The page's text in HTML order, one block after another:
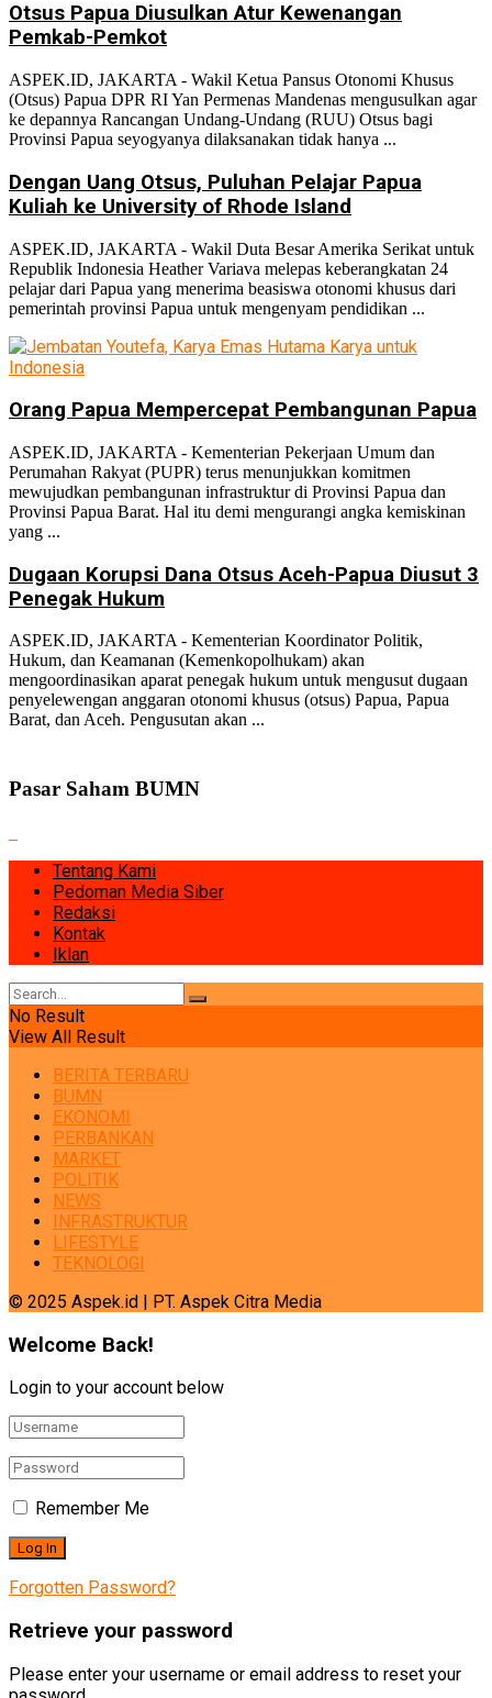
Otsus Papua Diusulkan Atur Kewenangan
Pemkab-Pemkot
ASPEK.ID, JAKARTA - Wakil Ketua Pansus Otonomi Khusus
(Otsus) Papua DPR RI Yan Permenas Mandenas mengusulkan agar
ke depannya Rancangan Undang-Undang (RUU) Otsus bagi
Provinsi Papua seyogyanya dilaksanakan tidak hanya ...
Dengan Uang Otsus, Puluhan Pelajar Papua
Kuliah ke University of Rhode Island
ASPEK.ID, JAKARTA - Wakil Duta Besar Amerika Serikat untuk
Republik Indonesia Heather Variava melepas keberangkatan 24
pelajar dari Papua yang menerima beasiswa otonomi khusus dari
pemerintah provinsi Papua untuk mengenyam pendidikan ...
Orang Papua Mempercepat Pembangunan Papua
ASPEK.ID, JAKARTA - Kementerian Pekerjaan Umum dan
Perumahan Rakyat (PUPR) terus menunjukkan komitmen
mewujudkan pembangunan infrastruktur di Provinsi Papua dan
Provinsi Papua Barat. Hal itu demi mengurangi angka kemiskinan
yang ...
Dugaan Korupsi Dana Otsus Aceh-Papua Diusut 3
Penegak Hukum
ASPEK.ID, JAKARTA - Kementerian Koordinator Politik,
Hukum, dan Keamanan (Kemenkopolhukam) akan
mengoordinasikan aparat penegak hukum untuk mengusut dugaan
penyelewengan anggaran otonomi khusus (otsus) Papua, Papua
Barat, dan Aceh. Pengusutan akan ...
Pasar Saham BUMN
Tentang Kami
Pedoman Media Siber
Redaksi
Kontak
Iklan
No Result
View All Result
BERITA TERBARU
BUMN
EKONOMI
PERBANKAN
MARKET
POLITIK
NEWS
INFRASTRUKTUR
LIFESTYLE
TEKNOLOGI
© 2025 Aspek.id | PT. Aspek Citra Media
Welcome Back!
Login to your account below
Remember Me
Forgotten Password?
Retrieve your password
Please enter your username or email address to reset your